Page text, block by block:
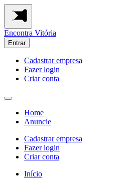
Encontra Vitória
Entrar
Cadastrar empresa
Fazer login
Criar conta
Home
Anuncie
Cadastrar empresa
Fazer login
Criar conta
Início